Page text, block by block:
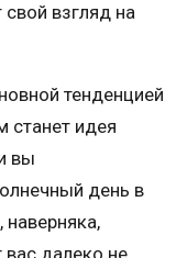
взгляд на
тенденцией
станет идея
вы
день в
наверняка,